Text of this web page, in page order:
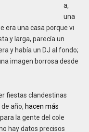
a,
una
era una casa porque vi
y larga, parecía un
y había un DJ al fondo;
imagen borrosa desde
fiestas clandestinas
año, hacen más
la gente del cole
hay datos precisos